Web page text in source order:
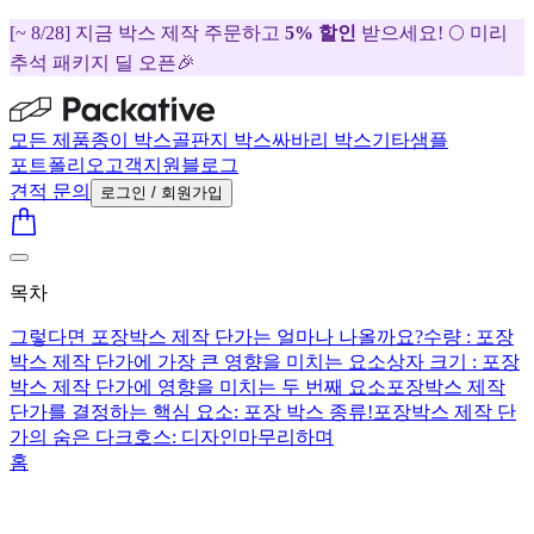
[~ 8/28] 지금 박스 제작 주문하고 5% 할인 받으세요! 🌕 미리
추석 패키지 딜 오픈🎉
모든 제품종이 박스골판지 박스싸바리 박스기타샘플
포트폴리오 고객지원 블로그
견적 문의
로그인 / 회원가입
목차
그렇다면 포장박스 제작 단가는 얼마나 나올까요?수량 : 포장
박스 제작 단가에 가장 큰 영향을 미치는 요소상자 크기 : 포장
박스 제작 단가에 영향을 미치는 두 번째 요소포장박스 제작
단가를 결정하는 핵심 요소: 포장 박스 종류!포장박스 제작 단
가의 숨은 다크호스: 디자인마무리하며
홈